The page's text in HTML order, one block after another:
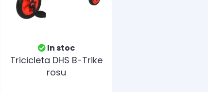
In stoc
Tricicleta DHS B-Trike
rosu